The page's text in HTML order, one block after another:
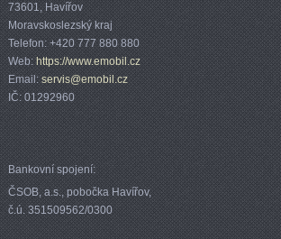
73601,Havířov
Moravskoslezský kraj
Telefon:+420 777 880 880
Web:https://www.emobil.cz
Email:servis@emobil.cz
IČ: 01292960
Bankovní spojení:
ČSOB, a.s., pobočka Havířov,
č.ú. 351509562/0300